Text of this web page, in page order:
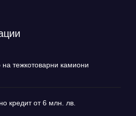
тежкотоварни камиони
кредит от 6 млн. лв.